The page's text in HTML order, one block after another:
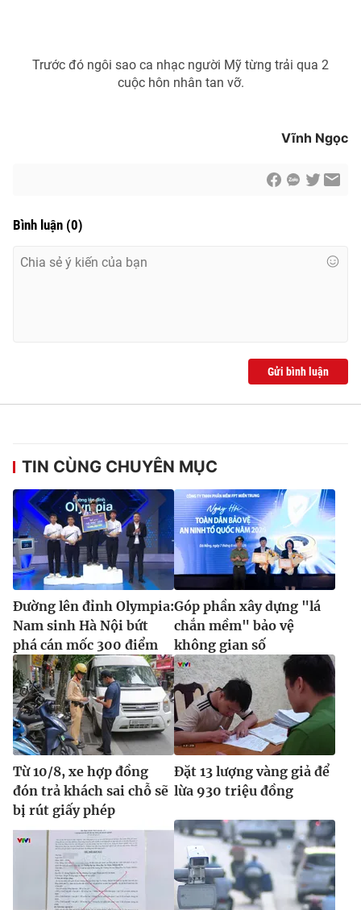
Trước đó ngôi sao ca nhạc người Mỹ từng trải qua 2
cuộc hôn nhân tan vỡ.
Vĩnh Ngọc
Bình luận (0)
Gửi bình luận
TIN CÙNG CHUYÊN MỤC
Đường lên đỉnh Olympia:
Nam sinh Hà Nội bứt
phá cán mốc 300 điểm
Góp phần xây dựng "lá
chắn mềm" bảo vệ
không gian số
Từ 10/8, xe hợp đồng
đón trả khách sai chỗ sẽ
bị rút giấy phép
Đặt 13 lượng vàng giả để
lừa 930 triệu đồng